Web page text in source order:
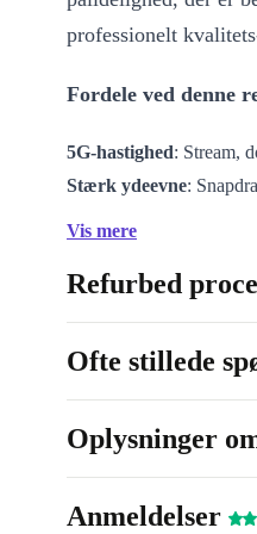
professionelt
Fordele ved denne
5G-hastighed: Stream,
Stærk ydeevne:
oplevelser – fra gaming
portrætter, detaljer og
Lang batterilevetid:
for bekymringer om
Nem opladning og
Sikkerhed og komfort:
Vis mere
Refurbed
Ofte stillede
Oplysninger
Anmeldelser